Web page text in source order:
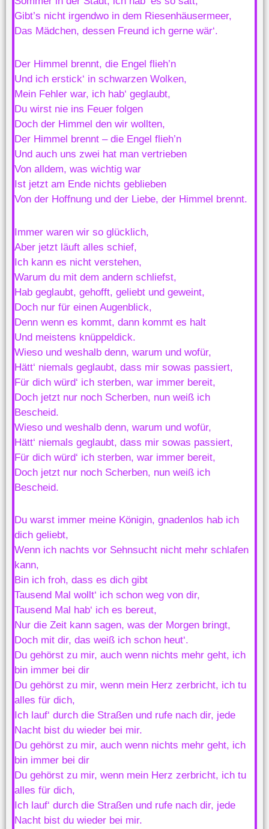
Gibt’s nicht irgendwo in dem Riesenhäusermeer,
Das Mädchen, dessen Freund ich gerne wär‘.
Der Himmel brennt, die Engel flieh’n
Und ich erstick‘ in schwarzen Wolken,
Mein Fehler war, ich hab‘ geglaubt,
Du wirst nie ins Feuer folgen
Doch der Himmel den wir wollten,
Der Himmel brennt – die Engel flieh’n
Und auch uns zwei hat man vertrieben
Von alldem, was wichtig war
Ist jetzt am Ende nichts geblieben
Von der Hoffnung und der Liebe, der Himmel brennt.
Immer waren wir so glücklich,
Aber jetzt läuft alles schief,
Ich kann es nicht verstehen,
Warum du mit dem andern schliefst,
Hab geglaubt, gehofft, geliebt und geweint,
Doch nur für einen Augenblick,
Denn wenn es kommt, dann kommt es halt
Und meistens knüppeldick.
Wieso und weshalb denn, warum und wofür,
Hätt‘ niemals geglaubt, dass mir sowas passiert,
Für dich würd‘ ich sterben, war immer bereit,
Doch jetzt nur noch Scherben, nun weiß ich
Bescheid.
Wieso und weshalb denn, warum und wofür,
Hätt‘ niemals geglaubt, dass mir sowas passiert,
Für dich würd‘ ich sterben, war immer bereit,
Doch jetzt nur noch Scherben, nun weiß ich
Bescheid.
Du warst immer meine Königin, gnadenlos hab ich
dich geliebt,
Wenn ich nachts vor Sehnsucht nicht mehr schlafen
kann,
Bin ich froh, dass es dich gibt
Tausend Mal wollt‘ ich schon weg von dir,
Tausend Mal hab‘ ich es bereut,
Nur die Zeit kann sagen, was der Morgen bringt,
Doch mit dir, das weiß ich schon heut‘.
Du gehörst zu mir, auch wenn nichts mehr geht, ich
bin immer bei dir
Du gehörst zu mir, wenn mein Herz zerbricht, ich tu
alles für dich,
Ich lauf‘ durch die Straßen und rufe nach dir, jede
Nacht bist du wieder bei mir.
Du gehörst zu mir, auch wenn nichts mehr geht, ich
bin immer bei dir
Du gehörst zu mir, wenn mein Herz zerbricht, ich tu
alles für dich,
Ich lauf‘ durch die Straßen und rufe nach dir, jede
Nacht bist du wieder bei mir.